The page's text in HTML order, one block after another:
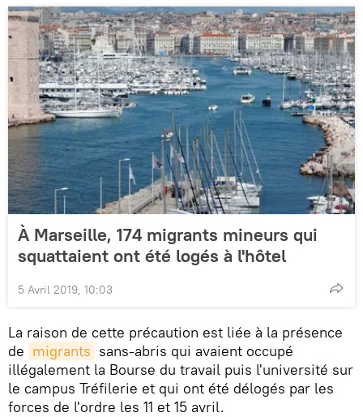
À Marseille, 174 migrants mineurs qui
squattaient ont été logés à l'hôtel
5 Avril 2019, 10:03
La raison de cette précaution est liée à la présence
de migrants sans-abris qui avaient occupé
illégalement la Bourse du travail puis l'université sur
le campus Tréfilerie et qui ont été délogés par les
forces de l'ordre les 11 et 15 avril.